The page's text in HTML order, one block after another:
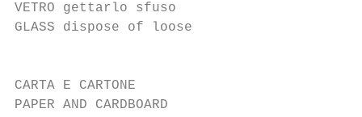
VETRO gettarlo sfuso
GLASS dispose of loose
CARTA E CARTONE
PAPER AND CARDBOARD